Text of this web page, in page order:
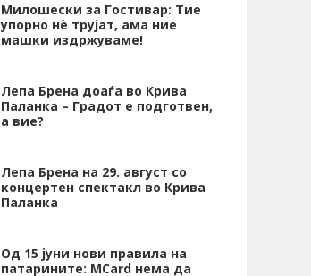
Милошески за Гостивар: Тие
упорно нѐ трујат, ама ние
машки издржуваме!
Лепа Брена доаѓа во Крива
Паланка – Градот е подготвен,
а вие?
Лепа Брена на 29. август со
концертен спектакл во Крива
Паланка
Од 15 јуни нови правила на
патарините: MCard нема да